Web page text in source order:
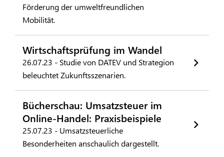
Förderung der umweltfreundlichen
Mobilität.
Wirtschaftsprüfung im Wandel
26.07.23 - Studie von DATEV und Strategion
beleuchtet Zukunftsszenarien.
Bücherschau: Umsatzsteuer im
Online-Handel: Praxisbeispiele
25.07.23 - Umsatzsteuerliche
Besonderheiten anschaulich dargestellt.